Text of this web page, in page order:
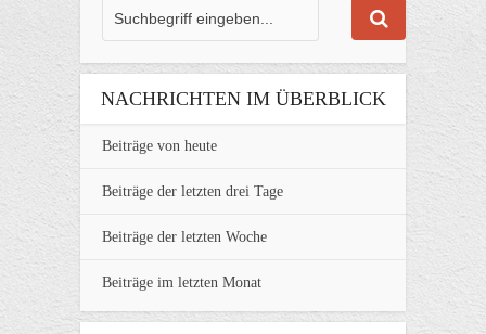
NACHRICHTEN IM ÜBERBLICK
Beiträge von heute
Beiträge der letzten drei Tage
Beiträge der letzten Woche
Beiträge im letzten Monat